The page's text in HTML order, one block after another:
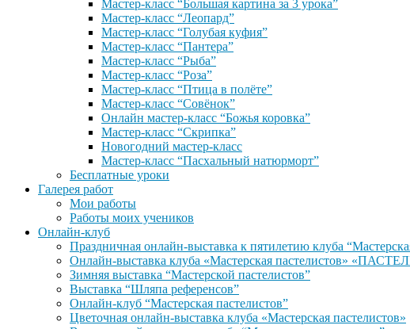
Мастер-класс “Большая картина за 3 урока”
Мастер-класс “Леопард”
Мастер-класс “Голубая куфия”
Мастер-класс “Пантера”
Мастер-класс “Рыба”
Мастер-класс “Роза”
Мастер-класс “Птица в полёте”
Мастер-класс “Совёнок”
Онлайн мастер-класс “Божья коровка”
Мастер-класс “Скрипка”
Новогодний мастер-класс
Мастер-класс “Пасхальный натюрморт”
Бесплатные уроки
Галерея работ
Мои работы
Работы моих учеников
Онлайн-клуб
Праздничная онлайн-выставка к пятилетию клуба
Онлайн-выставка клуба «Мастерская пастелистов»
Зимняя выставка “Мастерской пастелистов”
Выставка “Шляпа референсов”
Онлайн-клуб “Мастерская пастелистов”
Цветочная онлайн-выставка клуба «Мастерская пастелистов»